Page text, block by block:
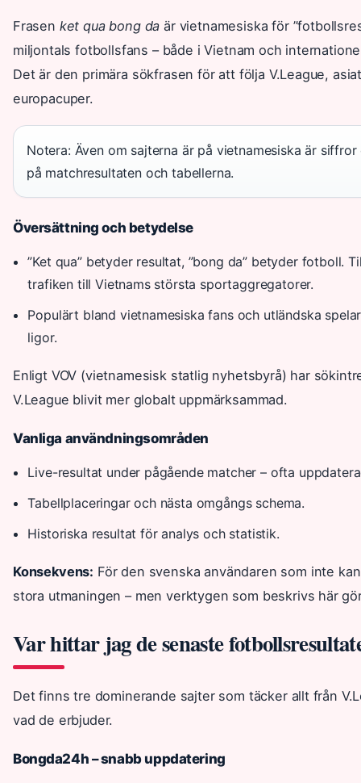
Frasen ket qua bong da är vietnamesiska för
miljontals fotbollsfans – både i Vietnam och
Det är den primära sökfrasen för att följa V.League,
europacuper.
Notera: Även om sajterna är på vietnamesiska är
på matchresultaten och tabellerna.
Översättning och betydelse
”Ket qua” betyder resultat, ”bong da” betyder fotboll.
trafiken till Vietnams största sportaggregatorer.
Populärt bland vietnamesiska fans och utländska
ligor.
Enligt VOV (vietnamesisk statlig nyhetsbyrå) har
V.League blivit mer globalt uppmärksammad.
Vanliga användningsområden
Live-resultat under pågående matcher – ofta
Tabellplaceringar och nästa omgångs schema.
Historiska resultat för analys och statistik.
Konsekvens: För den svenska användaren som inte
stora utmaningen – men verktygen som beskrivs här
Var hittar jag de senaste
Det finns tre dominerande sajter som täcker allt från
vad de erbjuder.
Bongda24h – snabb uppdatering